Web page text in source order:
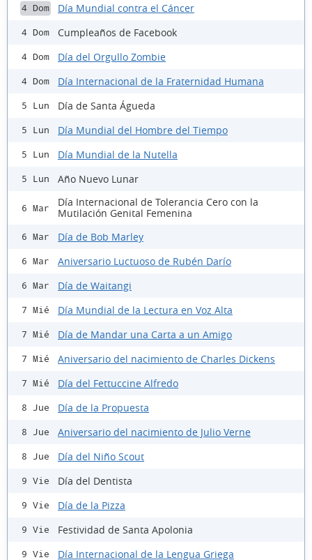
4 Dom Día Mundial contra el Cáncer
4 Dom Cumpleaños de Facebook
4 Dom Día del Orgullo Zombie
4 Dom Día Internacional de la Fraternidad Humana
5 Lun Día de Santa Águeda
5 Lun Día Mundial del Hombre del Tiempo
5 Lun Día Mundial de la Nutella
5 Lun Año Nuevo Lunar
6 Mar
Día Internacional de Tolerancia Cero con la
Mutilación Genital Femenina
6 Mar Día de Bob Marley
6 Mar Aniversario Luctuoso de Rubén Darío
6 Mar Día de Waitangi
7 Mié Día Mundial de la Lectura en Voz Alta
7 Mié Día de Mandar una Carta a un Amigo
7 Mié Aniversario del nacimiento de Charles Dickens
7 Mié Día del Fettuccine Alfredo
8 Jue Día de la Propuesta
8 Jue Aniversario del nacimiento de Julio Verne
8 Jue Día del Niño Scout
9 Vie Día del Dentista
9 Vie Día de la Pizza
9 Vie Festividad de Santa Apolonia
9 Vie Día Internacional de la Lengua Griega